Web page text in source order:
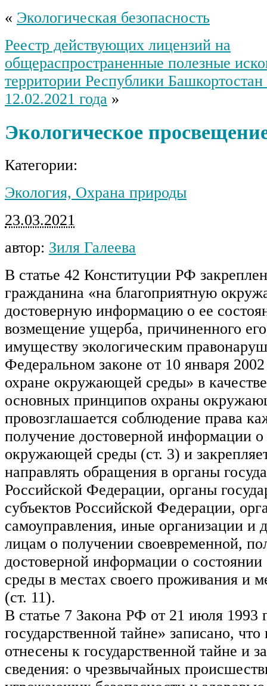
« Экологическая безопасность
Реестр действующих лицензий на
общераспространенные полезные
территории Республики
12.02.2021 года »
Экологическое
Категории:
Экология, Охрана природы
23.03.2021
автор: Зиля Галеева
В статье 42 Конституции РФ
гражданина «на благоприятную
достоверную информацию о ее
возмещение ущерба, причиненного
имуществу экологическим
Федеральном законе от 10 января
охране окружающей среды» в
основных принципов охраны
провозглашается соблюдение права
получение достоверной информации о
окружающей среды (ст. 3) и
направлять обращения в органы
Российской Федерации, органы
субъектов Российской Федерации,
самоуправления, иные организации и
лицам о получении своевременной,
достоверной информации о
среды в местах своего проживания и
(ст. 11).
В статье 7 Закона РФ от 21 июля
государственной тайне» записано,
отнесены к государственной тайне и
сведения: о чрезвычайных